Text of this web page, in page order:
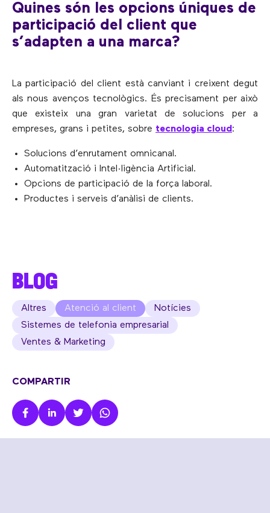
Quines són les opcions úniques de
participació del client que
s’adapten a una marca?
La participació del client està canviant i creixent degut
als nous avenços tecnològics. És precisament per això
que existeix una gran varietat de solucions per a
empreses, grans i petites, sobre tecnologia cloud :
Solucions d’enrutament omnicanal.
Automatització i Intel·ligència Artificial.
Opcions de participació de la força laboral.
Productes i serveis d’anàlisi de clients.
BLOG
Altres Atenció al client
Notícies
Sistemes de telefonia empresarial
Ventes & Marketing
COMPARTIR